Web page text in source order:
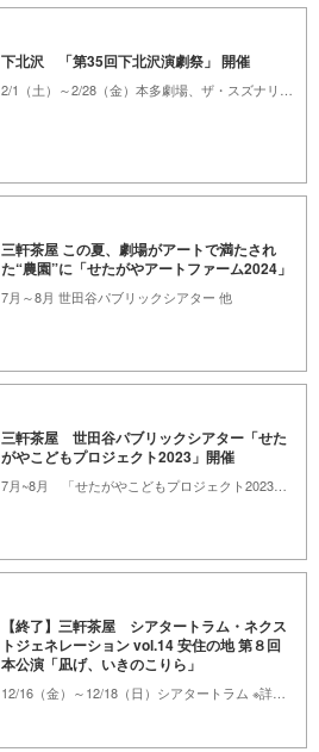
下北沢 「第35回下北沢演劇祭」 開催
三軒茶屋 この夏、劇場がアートで満たされ
た“農園”に「せたがやアートファーム2024」
7月～8月 世田谷パブリックシアター 他
三軒茶屋 世田谷パブリックシアター「せた
がやこどもプロジェクト2023」開催
【終了】三軒茶屋 シアタートラム・ネクス
トジェネレーション vol.14 安住の地 第８回
本公演「凪げ、いきのこりら」